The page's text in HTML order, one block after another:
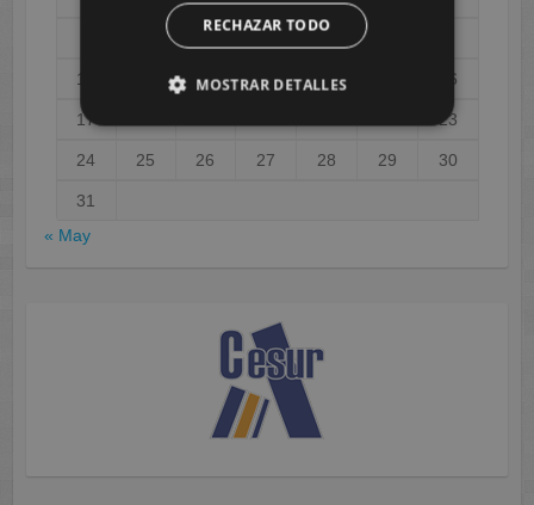
10 12 13 14 16
17 23
24 25 26 27 28 29 30
31
« May
RECHAZAR TODO
MOSTRAR DETALLES